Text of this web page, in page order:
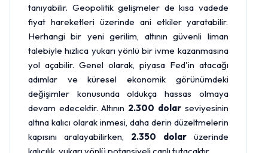
tanıyabilir. Geopolitik gelişmeler de kısa vadede
fiyat hareketleri üzerinde ani etkiler yaratabilir.
Herhangi bir yeni gerilim, altının güvenli liman
talebiyle hızlıca yukarı yönlü bir ivme kazanmasına
yol açabilir. Genel olarak, piyasa Fed'in atacağı
adımlar ve küresel ekonomik görünümdeki
değişimler konusunda oldukça hassas olmaya
devam edecektir. Altının 2.300 dolarseviyesinin
altına kalıcı olarak inmesi, daha derin düzeltmelerin
kapısını aralayabilirken, 2.350 dolarüzerinde